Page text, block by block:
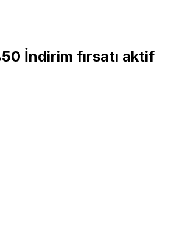
İndirim fırsatı aktif